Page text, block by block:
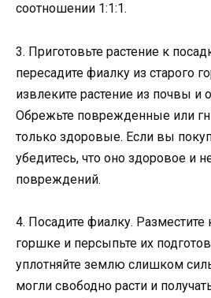
соотношении 1:1:1.
3. Приготовьте растение к
пересадите фиалку из старого
извлеките растение из почвы и
Обрежьте поврежденные или
только здоровые. Если вы
убедитесь, что оно здоровое и
повреждений.
4. Посадите фиалку. Разместите
горшке и персыпьте их
уплотняйте землю слишком
могли свободно расти и